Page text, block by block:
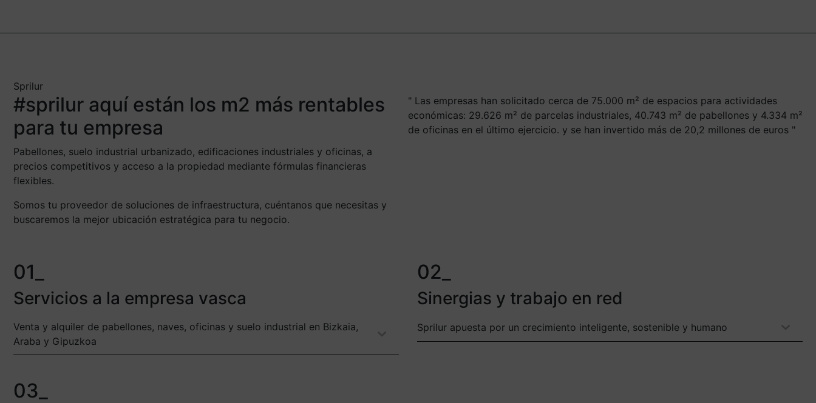
Sprilur
#sprilur aquí están los m2 más rentables
para tu empresa
Pabellones, suelo industrial urbanizado, edificaciones industriales y oficinas, a
precios competitivos y acceso a la propiedad mediante fórmulas financieras
flexibles.
Somos tu proveedor de soluciones de infraestructura, cuéntanos que necesitas y
buscaremos la mejor ubicación estratégica para tu negocio.
Las empresas han solicitado cerca de 75.000 m² de espacios para actividades
económicas: 29.626 m² de parcelas industriales, 40.743 m² de pabellones y 4.334 m²
de oficinas en el último ejercicio. y se han invertido más de 20,2 millones de euros
01_
Servicios a la empresa vasca
Venta y alquiler de pabellones, naves, oficinas y suelo industrial en Bizkaia,
Araba y Gipuzkoa
02_
Sinergias y trabajo en red
Sprilur apuesta por un crecimiento inteligente, sostenible y humano
03_